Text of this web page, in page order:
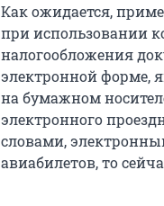
Как ожидается,
при использовании
налогообложения
электронной форме,
на бумажном
электронного
словами,
авиабилетов, то